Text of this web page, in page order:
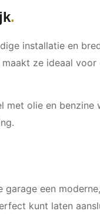
installatie en
ze ideaal
met olie en
een
kunt laten